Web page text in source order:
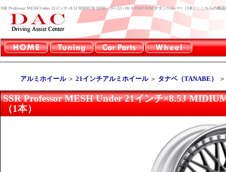
SSR Professor MESH Under 21インチ×8.5J MIDIUM DISK +35/+22/+10/-3 STEP RIM チタンシルバー（1本）。こちらの商
アルミホイール＞ 21インチアルミホイール＞ タナベ（TANABE）
SSR Professor MESH Under 21インチ×8.5J
（1本）